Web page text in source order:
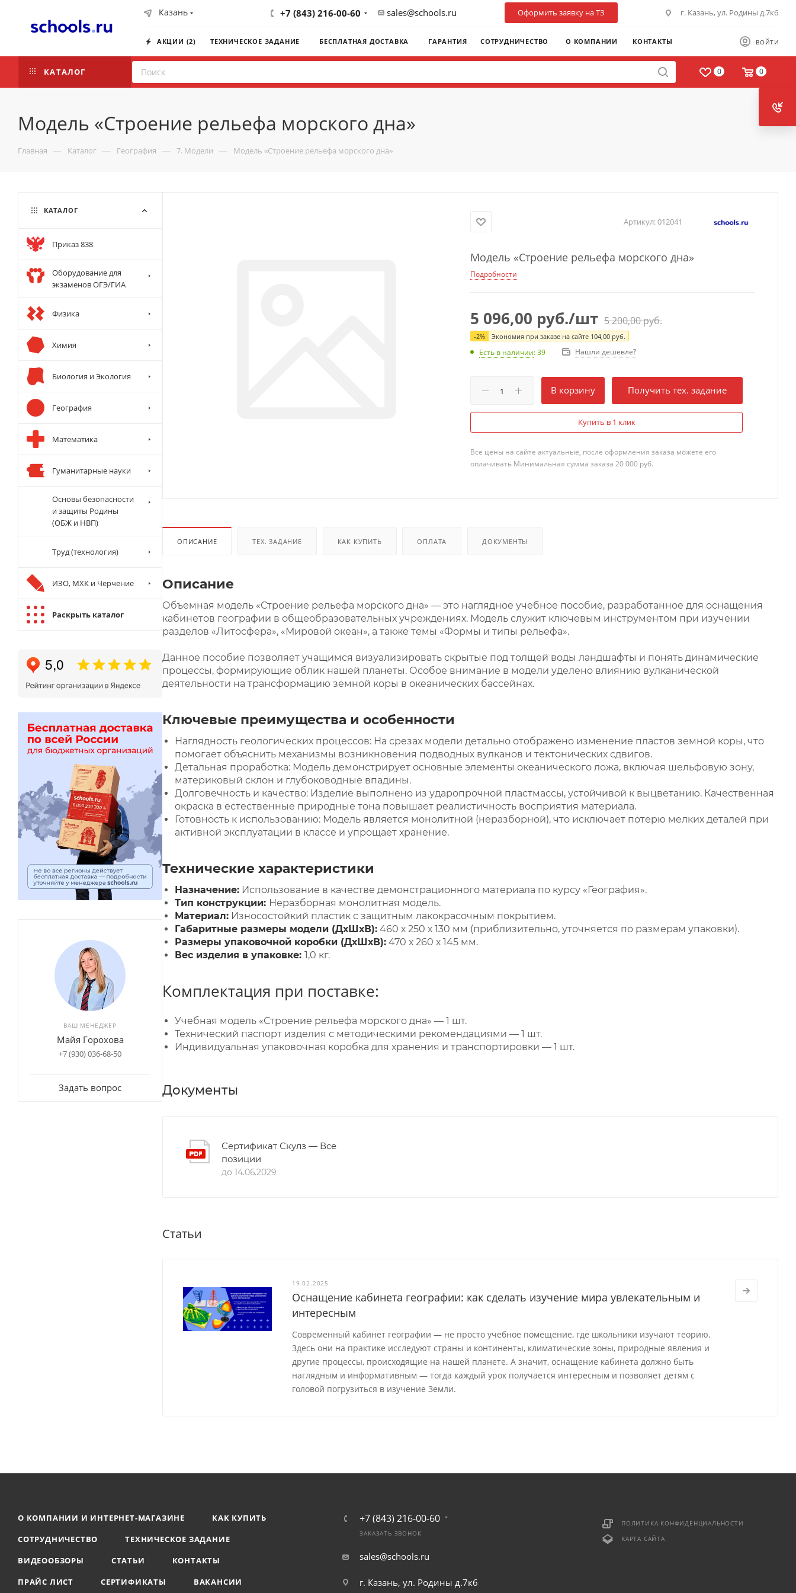
Казань +7 (843) 216-00-60 sales@schools.ru Оформить заявку на ТЗ г. Казань, ул. Родины д.7к6
ВОЙТИ
АКЦИИ (2) ТЕХНИЧЕСКОЕ ЗАДАНИЕ БЕСПЛАТНАЯ ДОСТАВКА ГАРАНТИЯ СОТРУДНИЧЕСТВО О КОМПАНИИ КОНТАКТЫ
0 0
КАТАЛОГ
Модель «Строение рельефа морского дна»
Главная — Каталог — География — 7. Модели — Модель «Строение рельефа морского дна»
Артикул:012041
Модель «Строение рельефа морского дна»
Подробности
5 096,00 руб./шт 5 200,00руб.
-2% Экономия при заказе на сайте 104,00 руб.
Есть в наличии: 39 Нашли дешевле?
В корзину Получить тех. задание
Купить в 1 клик
Все цены на сайте актуальные, после оформления заказа можете его
оплачивать Минимальная сумма заказа 20 000 руб.
ОПИСАНИЕ ТЕХ. ЗАДАНИЕ КАК КУПИТЬ ОПЛАТА ДОКУМЕНТЫ
Описание
Объемная модель «Строение рельефа морского дна» — это наглядное учебное пособие, разработанное для оснащения
кабинетов географии в общеобразовательных учреждениях. Модель служит ключевым инструментом при изучении
разделов «Литосфера», «Мировой океан», а также темы «Формы и типы рельефа».
Данное пособие позволяет учащимся визуализировать скрытые под толщей воды ландшафты и понять динамические
процессы, формирующие облик нашей планеты. Особое внимание в модели уделено влиянию вулканической
деятельности на трансформацию земной коры в океанических бассейнах.
Ключевые преимущества и особенности
Наглядность геологических процессов: На срезах модели детально отображено изменение пластов земной коры, что
помогает объяснить механизмы возникновения подводных вулканов и тектонических сдвигов.
Детальная проработка: Модель демонстрирует основные элементы океанического ложа, включая шельфовую зону,
материковый склон и глубоководные впадины.
Долговечность и качество: Изделие выполнено из ударопрочной пластмассы, устойчивой к выцветанию. Качественная
окраска в естественные природные тона повышает реалистичность восприятия материала.
Готовность к использованию: Модель является монолитной (неразборной), что исключает потерю мелких деталей при
активной эксплуатации в классе и упрощает хранение.
Технические характеристики
Назначение: Использование в качестве демонстрационного материала по курсу «География».
Тип конструкции: Неразборная монолитная модель.
Материал: Износостойкий пластик с защитным лакокрасочным покрытием.
Габаритные размеры модели (ДхШхВ): 460 х 250 х 130 мм (приблизительно, уточняется по размерам упаковки).
Размеры упаковочной коробки (ДхШхВ): 470 х 260 х 145 мм.
Вес изделия в упаковке: 1,0 кг.
Комплектация при поставке:
Учебная модель «Строение рельефа морского дна» — 1 шт.
Технический паспорт изделия с методическими рекомендациями — 1 шт.
Индивидуальная упаковочная коробка для хранения и транспортировки — 1 шт.
Документы
Сертификат Скулз — Все
позиции
до 14.06.2029
Статьи
19.02.2025
Оснащение кабинета географии: как сделать изучение мира увлекательным и
интересным
Современный кабинет географии — не просто учебное помещение, где школьники изучают теорию.
Здесь они на практике исследуют страны и континенты, климатические зоны, природные явления и
другие процессы, происходящие на нашей планете. А значит, оснащение кабинета должно быть
наглядным и информативным — тогда каждый урок получается интересным и позволяет детям с
головой погрузиться в изучение Земли.
КАТАЛОГ
Приказ 838
Оборудование для
экзаменов ОГЭ/ГИА
Физика
Химия
Биология и Экология
География
Математика
Гуманитарные науки
Основы безопасности
и защиты Родины
(ОБЖ и НВП)
Труд (технология)
ИЗО, МХК и Черчение
Раскрыть каталог
ВАШ МЕНЕДЖЕР
Майя Горохова
+7 (930) 036-68-50
Задать вопрос
О КОМПАНИИ И ИНТЕРНЕТ-МАГАЗИНЕ
КАК КУПИТЬ
СОТРУДНИЧЕСТВО
ТЕХНИЧЕСКОЕ ЗАДАНИЕ
ВИДЕООБЗОРЫ
СТАТЬИ
КОНТАКТЫ
ПРАЙС ЛИСТ
СЕРТИФИКАТЫ ВАКАНСИИ
+7 (843) 216-00-60
ЗАКАЗАТЬ ЗВОНОК
sales@schools.ru
г. Казань, ул. Родины д.7к6
ПОЛИТИКА КОНФИДЕНЦИАЛЬНОСТИ
КАРТА САЙТА